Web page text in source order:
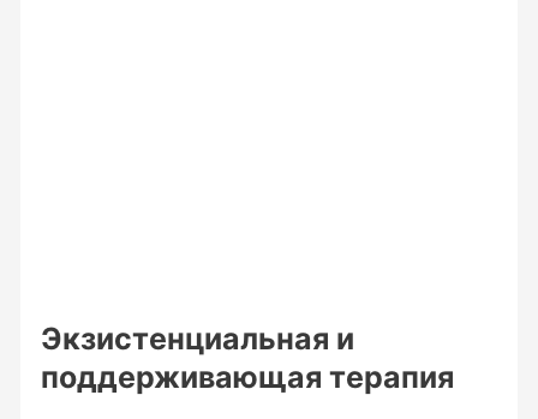
Экзистенциальная и
поддерживающая терапия